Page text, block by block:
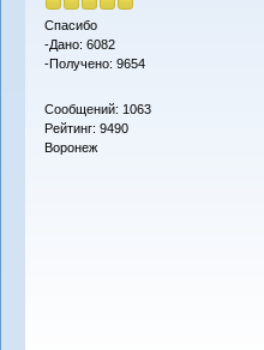
Спасибо
-Дано: 6082
-Получено: 9654
Сообщений: 1063
Рейтинг: 9490
Воронеж